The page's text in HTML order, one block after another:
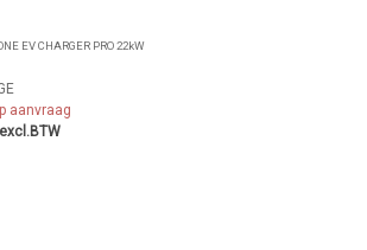
EV CHARGER PRO 22kW
aanvraag